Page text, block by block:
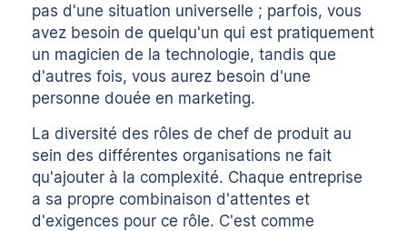
pas d'une situation universelle ; parfois, vous
avez besoin de quelqu'un qui est pratiquement
un magicien de la technologie, tandis que
d'autres fois, vous aurez besoin d'une
personne douée en marketing.
La diversité des rôles de chef de produit au
sein des différentes organisations ne fait
qu'ajouter à la complexité. Chaque entreprise
a sa propre combinaison d'attentes et
d'exigences pour ce rôle. C'est comme